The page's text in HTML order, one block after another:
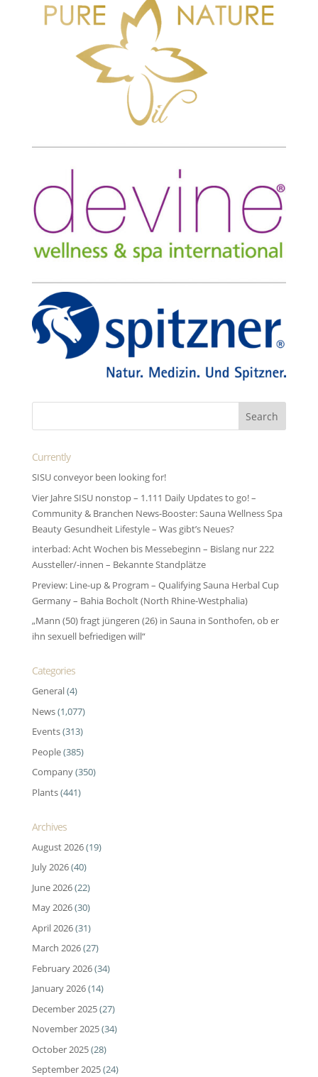
Currently
SISU conveyor been looking for!
Vier Jahre SISU nonstop – 1.111 Daily Updates to go! –
Community & Branchen News-Booster: Sauna Wellness Spa
Beauty Gesundheit Lifestyle – Was gibt’s Neues?
interbad: Acht Wochen bis Messebeginn – Bislang nur 222
Aussteller/-innen – Bekannte Standplätze
Preview: Line-up & Program – Qualifying Sauna Herbal Cup
Germany – Bahia Bocholt (North Rhine-Westphalia)
„Mann (50) fragt jüngeren (26) in Sauna in Sonthofen, ob er
ihn sexuell befriedigen will“
Categories
General(4)
News(1,077)
Events(313)
People(385)
Company(350)
Plants(441)
Archives
August 2026(19)
July 2026(40)
June 2026(22)
May 2026(30)
April 2026(31)
March 2026(27)
February 2026(34)
January 2026(14)
December 2025(27)
November 2025(34)
October 2025(28)
September 2025(24)